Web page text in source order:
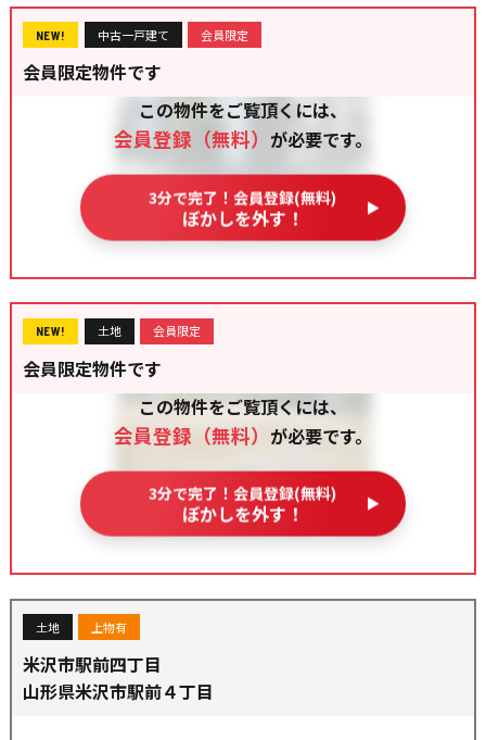
NEW! 中古一戸建て 会員限定
会員限定物件です
この物件をご覧頂くには、
会員登録（無料） が必要です。
3分で完了！会員登録(無料)
ぼかしを外す！
NEW! 土地 会員限定
会員限定物件です
この物件をご覧頂くには、
会員登録（無料） が必要です。
3分で完了！会員登録(無料)
ぼかしを外す！
土地 上物有
米沢市駅前四丁目
山形県米沢市駅前４丁目